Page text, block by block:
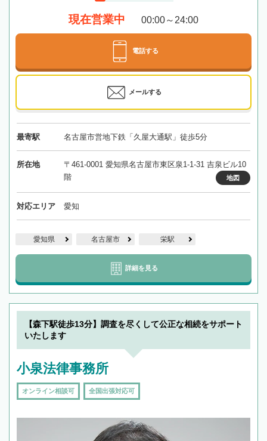
現在営業中 00:00～24:00
電話する
メールする
最寄駅 名古屋市営地下鉄「久屋大通駅」徒歩5分
所在地
〒461-0001 愛知県名古屋市東区泉1-1-31 吉泉ビル10
階
地図
対応エリア 愛知
愛知県 名古屋市 栄駅
詳細を見る
【森下駅徒歩13分】調査を尽くして公正な相続をサポート
いたします
小泉法律事務所
オンライン相談可 全国出張対応可